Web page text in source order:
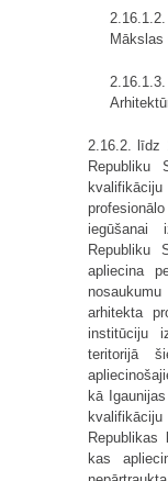
Mākslas
2.16.2. līdz
Republiku
iegūšanai
Republiku
apliecina
arhitekta
institūciju
teritorijā
kā
Republikas
kas